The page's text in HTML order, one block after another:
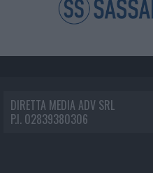
DIRETTA MEDIA ADV SRL
P.I. 02839380306